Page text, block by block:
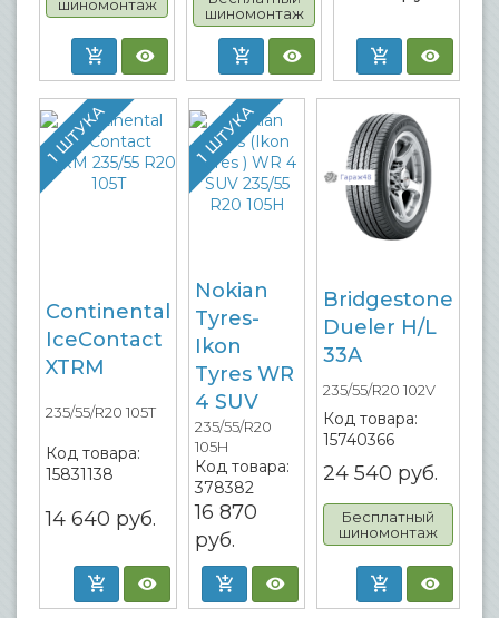
шиномонтаж
шиномонтаж
1 ШТУКА
Continental
IceContact
XTRM
235/55/R20 105T
Код товара:
15831138
14 640 руб.
1 ШТУКА
Nokian
Tyres-
Ikon
Tyres WR
4 SUV
235/55/R20
105H
Код товара:
378382
16 870
руб.
Bridgestone
Dueler H/L
33A
235/55/R20 102V
Код товара:
15740366
24 540 руб.
Бесплатный
шиномонтаж